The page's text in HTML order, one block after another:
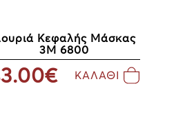
Κεφαλής Μάσκας
3Μ 6800
ΚΑΛΑΘΙ